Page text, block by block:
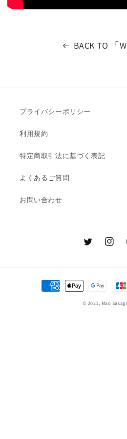
BACK TO 「
プライバシーポリシー
利用規約
特定商取引法に基づく表記
よくあるご質問
お問い合わせ
Twitter
決
済
© 2022, Mao